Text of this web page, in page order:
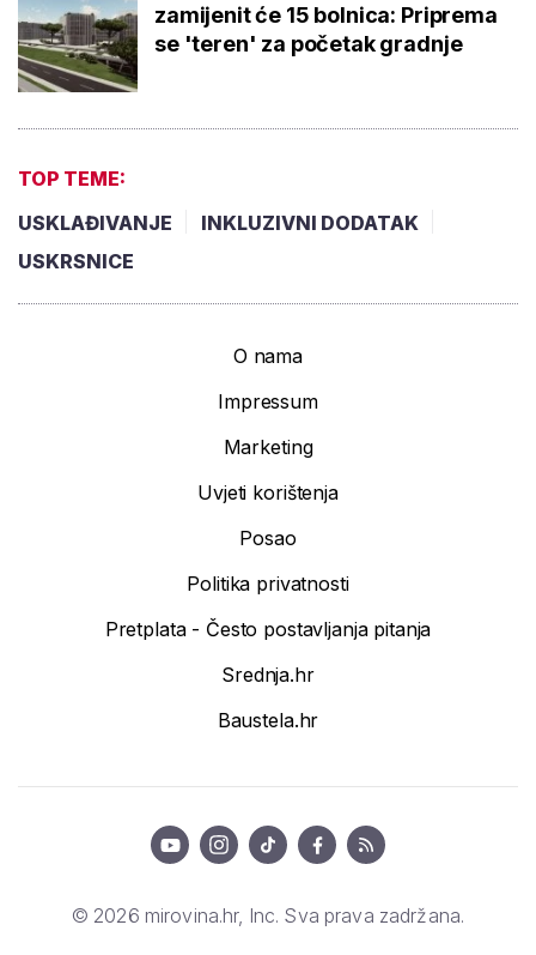
zamijenit će 15 bolnica: Priprema
se 'teren' za početak gradnje
TOP TEME:
USKLAĐIVANJE
INKLUZIVNI DODATAK
USKRSNICE
O nama
Impressum
Marketing
Uvjeti korištenja
Posao
Politika privatnosti
Pretplata - Često postavljanja pitanja
Srednja.hr
Baustela.hr
© 2026 mirovina.hr, Inc. Sva prava zadržana.